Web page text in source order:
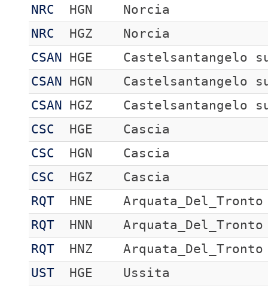
NRC
HGN
Norcia
NRC
HGZ
Norcia
CSAN
HGE
Castelsantangelo
CSAN
HGN
Castelsantangelo
CSAN
HGZ
Castelsantangelo
CSC
HGE
Cascia
CSC
HGN
Cascia
CSC
HGZ
Cascia
RQT
HNE
Arquata_Del_Tronto
RQT
HNN
Arquata_Del_Tronto
RQT
HNZ
Arquata_Del_Tronto
UST
HGE
Ussita